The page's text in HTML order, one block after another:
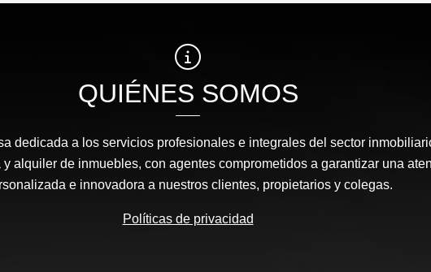
QUIÉNES SOMOS
dedicada a los servicios profesionales e integrales del sector
y alquiler de inmuebles, con agentes comprometidos a garantizar una
e innovadora a nuestros clientes, propietarios y colegas.
Políticas de privacidad